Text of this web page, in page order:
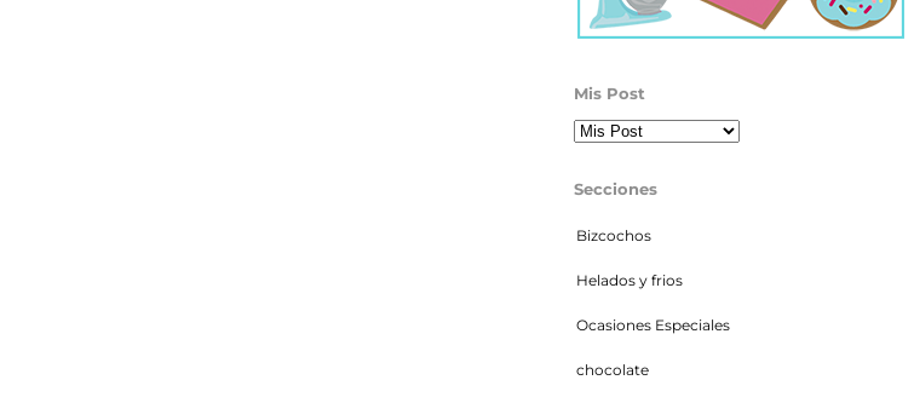
Mis Post
Secciones
Bizcochos
Helados y frios
Ocasiones Especiales
chocolate